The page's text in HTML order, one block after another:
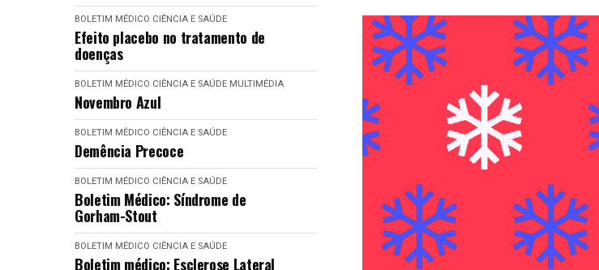
BOLETIM MÉDICO CIÊNCIA E SAÚDE
Efeito placebo no tratamento de
doenças
BOLETIM MÉDICO CIÊNCIA E SAÚDE MULTIMÉDIA
Novembro Azul
BOLETIM MÉDICO CIÊNCIA E SAÚDE
Demência Precoce
BOLETIM MÉDICO CIÊNCIA E SAÚDE
Boletim Médico: Síndrome de
Gorham-Stout
BOLETIM MÉDICO CIÊNCIA E SAÚDE
Boletim médico: Esclerose Lateral